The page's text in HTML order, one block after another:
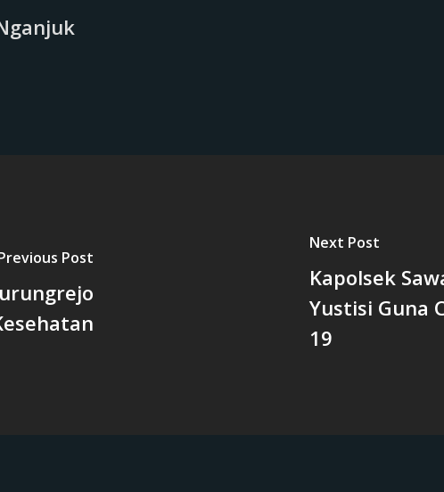
Post
Next Post
Kapolsek
Yustisi Guna
19